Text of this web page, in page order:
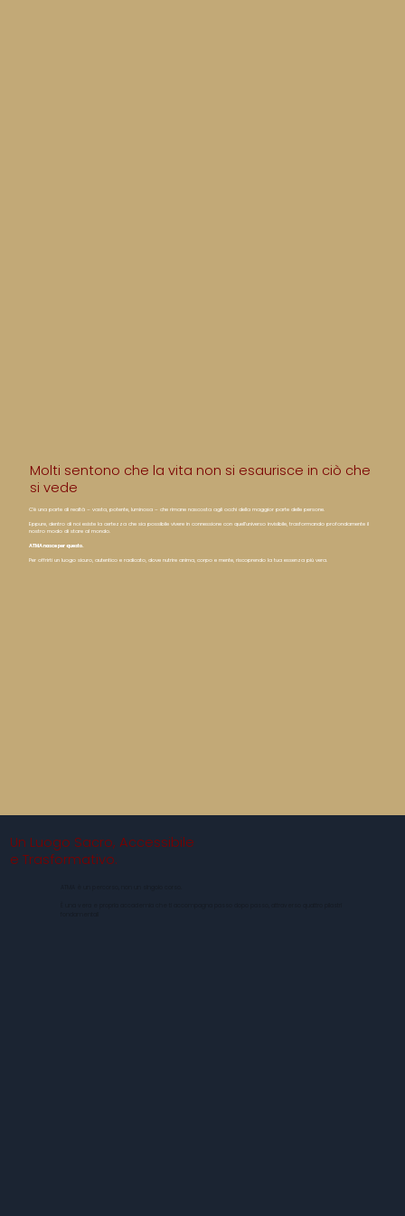
Molti sentono che la vita non si esaurisce in ciò che
si vede
C’è una parte di realtà – vasta, potente, luminosa – che rimane nascosta agli occhi della maggior parte delle persone.
Eppure, dentro di noi esiste la certezza che sia possibile vivere in connessione con quell’universo invisibile, trasformando profondamente il
nostro modo di stare al mondo.
ATMA nasce per questo.
Per offrirti un luogo sicuro, autentico e radicato, dove nutrire anima, corpo e mente, riscoprendo la tua essenza più vera.
Un Luogo Sacro, Accessibile
e Trasformativo.